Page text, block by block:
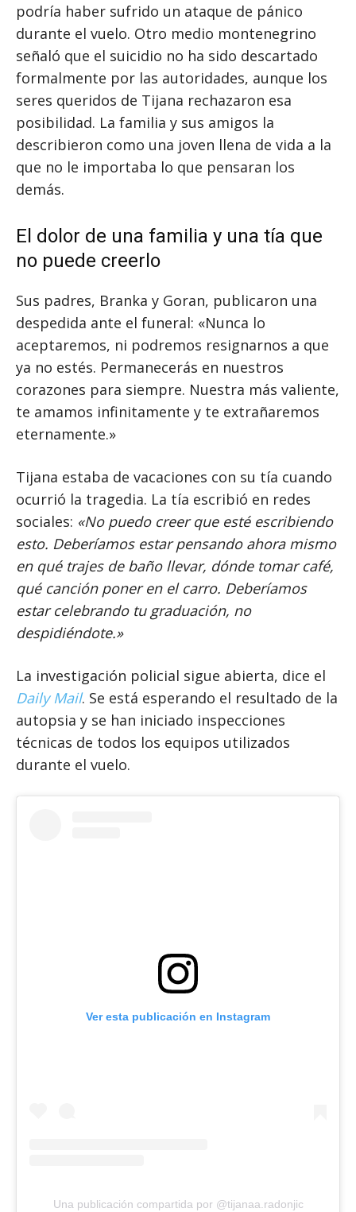
podría haber sufrido un ataque de pánico
durante el vuelo. Otro medio montenegrino
señaló que el suicidio no ha sido descartado
formalmente por las autoridades, aunque los
seres queridos de Tijana rechazaron esa
posibilidad. La familia y sus amigos la
describieron como una joven llena de vida a la
que no le importaba lo que pensaran los
demás.
El dolor de una familia y una tía que
no puede creerlo
Sus padres, Branka y Goran, publicaron una
despedida ante el funeral: «Nunca lo
aceptaremos, ni podremos resignarnos a que
ya no estés. Permanecerás en nuestros
corazones para siempre. Nuestra más valiente,
te amamos infinitamente y te extrañaremos
eternamente.»
Tijana estaba de vacaciones con su tía cuando
ocurrió la tragedia. La tía escribió en redes
sociales: «No puedo creer que esté escribiendo
esto. Deberíamos estar pensando ahora mismo
en qué trajes de baño llevar, dónde tomar café,
qué canción poner en el carro. Deberíamos
estar celebrando tu graduación, no
despidiéndote.»
La investigación policial sigue abierta, dice el
Daily Mail. Se está esperando el resultado de la
autopsia y se han iniciado inspecciones
técnicas de todos los equipos utilizados
durante el vuelo.
Ver esta publicación en Instagram
Una publicación compartida por @tijanaa.radonjic